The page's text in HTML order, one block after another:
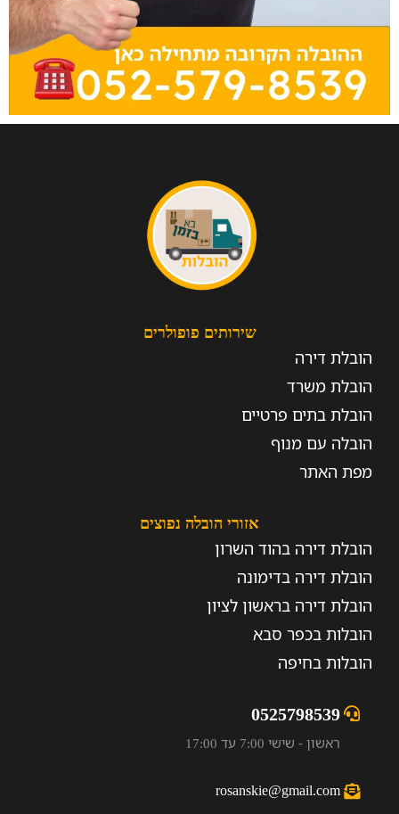
שירותים פופולרים
הובלת דירה
הובלת משרד
הובלת בתים פרטיים
הובלה עם מנוף
מפת האתר
אזורי הובלה נפוצים
הובלת דירה בהוד השרון
הובלת דירה בדימונה
הובלת דירה בראשון לציון
הובלות בכפר סבא
הובלות בחיפה
0525798539
ראשון - שישי 7:00 עד 17:00
rosanskie@gmail.com